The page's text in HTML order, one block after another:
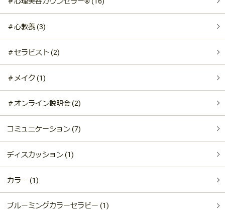
＃心教養 (3)
＃セラピスト (2)
＃メイク (1)
＃オンライン説明会 (2)
コミュニケーション (7)
ディスカッション (1)
カラー (1)
ブルーミングカラーセラピー (1)